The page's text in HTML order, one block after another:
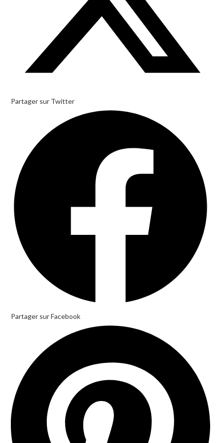
Partager sur Twitter
window
Partager sur Facebook
window